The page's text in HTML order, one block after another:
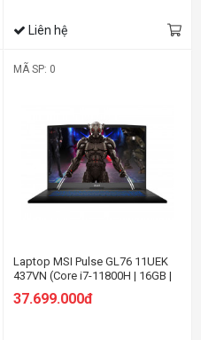
Liên hệ
MÃ SP: 0
Laptop MSI Pulse GL76 11UEK
437VN (Core i7-11800H | 16GB |
512GB SSD | RTX 3060 6GB | 17.3
inch FHD | Win 10 | Xám)
37.699.000đ